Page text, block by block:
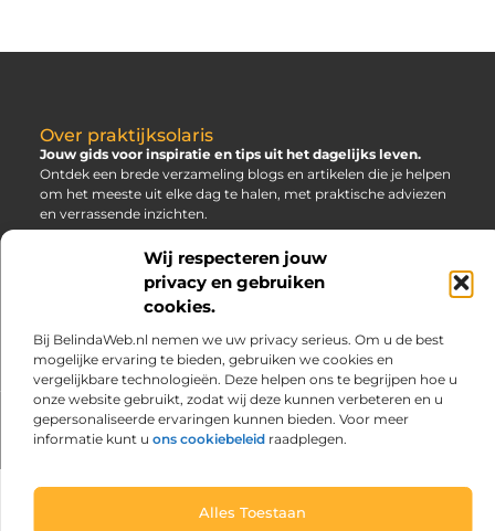
Wij respecteren jouw
privacy en gebruiken
cookies.
Bij BelindaWeb.nl nemen we uw privacy serieus. Om u de best
mogelijke ervaring te bieden, gebruiken we cookies en
vergelijkbare technologieën. Deze helpen ons te begrijpen hoe u
onze website gebruikt, zodat wij deze kunnen verbeteren en u
gepersonaliseerde ervaringen kunnen bieden. Voor meer
informatie kunt u ons cookiebeleid raadplegen.
Alles Toestaan
Over praktijksolaris
Jouw gids voor inspiratie en tips uit het dagelijks leven.
Ontdek een brede verzameling blogs en artikelen die je helpen
om het meeste uit elke dag te halen, met praktische adviezen
en verrassende inzichten.
Bericht categorie
@2025 www.praktijksolaris.nl. All Right Reserved.